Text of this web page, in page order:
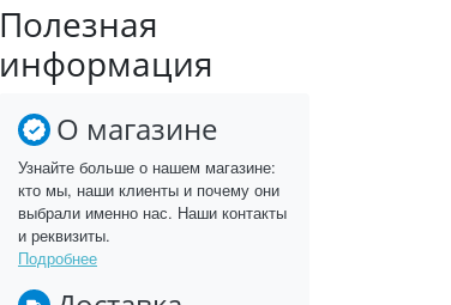
Полезная
информация
О магазине
Узнайте больше о нашем магазине:
кто мы, наши клиенты и почему они
выбрали именно нас. Наши контакты
и реквизиты.
Подробнее